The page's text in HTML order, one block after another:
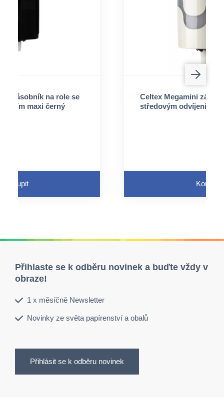
zásobník na role se
maxi černý
Koupit
Celtex Megamini
středovým odvíjením
Koupit
Přihlaste se k odběru novinek a buďte vždy v
obraze!
1 x měsíčně Newsletter
Novinky ze světa papírenství a obalů
Přihlásit se k odběru novinek